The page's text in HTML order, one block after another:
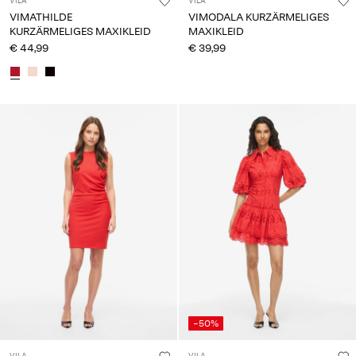
VIMATHILDE
KURZÄRMELIGES MAXIKLEID
€ 44,99
VIMODALA KURZÄRMELIGES
MAXIKLEID
€ 39,99
-50%